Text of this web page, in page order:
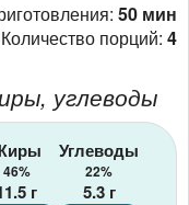
50 мин
Количество порций: 4
углеводы
46%
г
Углеводы
22%
5.3г